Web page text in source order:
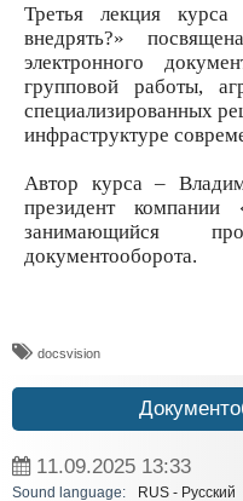
Третья лекция
внедрять?»
электронного
групповой работы,
специализированных
инфраструктуре
Автор курса –
президент
занимающийся
документооборота.
docsvision
11.09.2025 13:33
Sound language:
RUS - Русский